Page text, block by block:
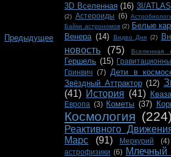
Предыдущее
3D Вселенная (16) 3I/ATLAS
(2) Астероиды (6)
Байки астрономов (2) Белые
Венера (14) Видео Дня (2)
новость
(75) Вселенная
Гершель (15)
Гринвич (7) Дети в
Звёздный Аттрактор (12)
(41) История (41)
Европа (3) Кометы (37)
Космология (224)
Реактивного
Марс
(91) Меркурий (4)
астрофизики (6) Млечный